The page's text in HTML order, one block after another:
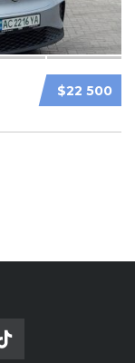
$22 500